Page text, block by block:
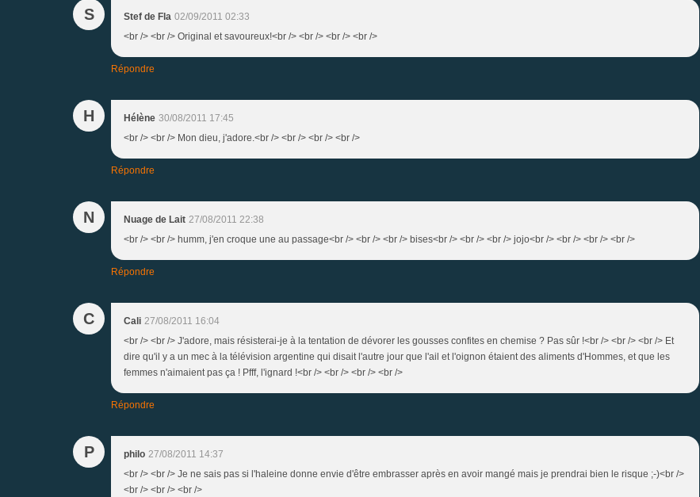
S Stef de Fla 02/09/2011 02:33
<br /> <br /> Original et savoureux!<br /> <br /> <br /> <br />
Répondre
H Hélène 30/08/2011 17:45
<br /> <br /> Mon dieu, j'adore.<br /> <br /> <br /> <br />
Répondre
N Nuage de Lait 27/08/2011 22:38
<br /> <br /> humm, j'en croque une au passage<br /> <br /> <br /> bises<br /> <br /> <br /> jojo<br /> <br /> <br /> <br />
Répondre
C Cali 27/08/2011 16:04
<br /> <br /> J'adore, mais résisterai-je à la tentation de dévorer les gousses confites en chemise ? Pas sûr !<br /> <br /> <br /> Et
dire qu'il y a un mec à la télévision argentine qui disait l'autre jour que l'ail et l'oignon étaient des aliments d'Hommes, et que les
femmes n'aimaient pas ça ! Pfff, l'ignard !<br /> <br /> <br /> <br />
Répondre
P philo 27/08/2011 14:37
<br /> <br /> Je ne sais pas si l'haleine donne envie d'être embrasser après en avoir mangé mais je prendrai bien le risque ;-)<br />
<br /> <br /> <br />